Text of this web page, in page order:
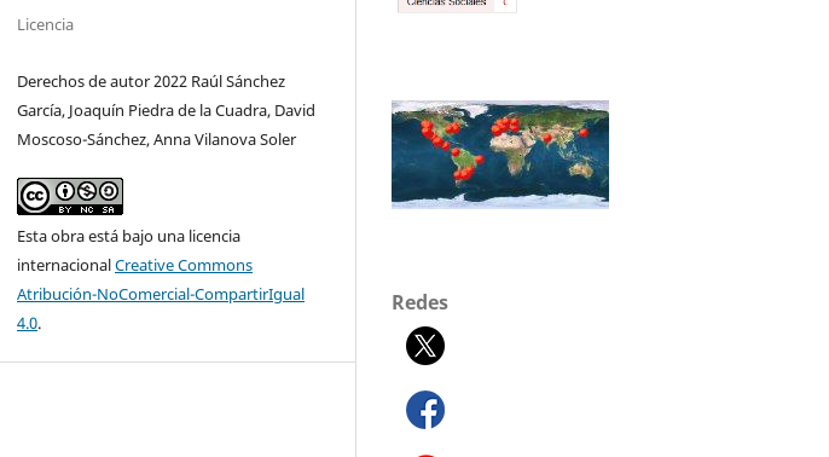
Licencia
Derechos de autor 2022 Raúl Sánchez
García, Joaquín Piedra de la Cuadra, David
Moscoso-Sánchez, Anna Vilanova Soler
Esta obra está bajo una licencia
internacionalCreative Commons
Atribución-NoComercial-CompartirIgual
4.0.
Redes